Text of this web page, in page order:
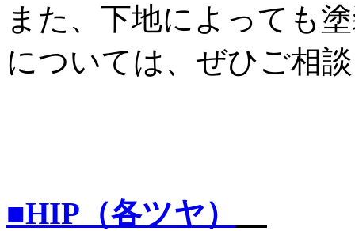
また、下地によっても
については、ぜひご相
■HIP（各ツヤ）